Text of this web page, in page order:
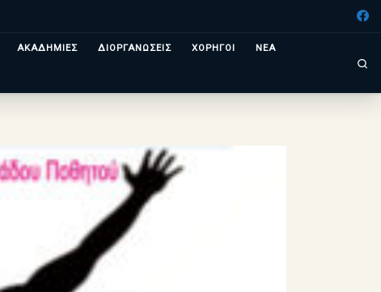
ΑΚΑΔΗΜΙΕΣ ΔΙΟΡΓΑΝΩΣΕΙΣ ΧΟΡΗΓΟΙ ΝΕΑ